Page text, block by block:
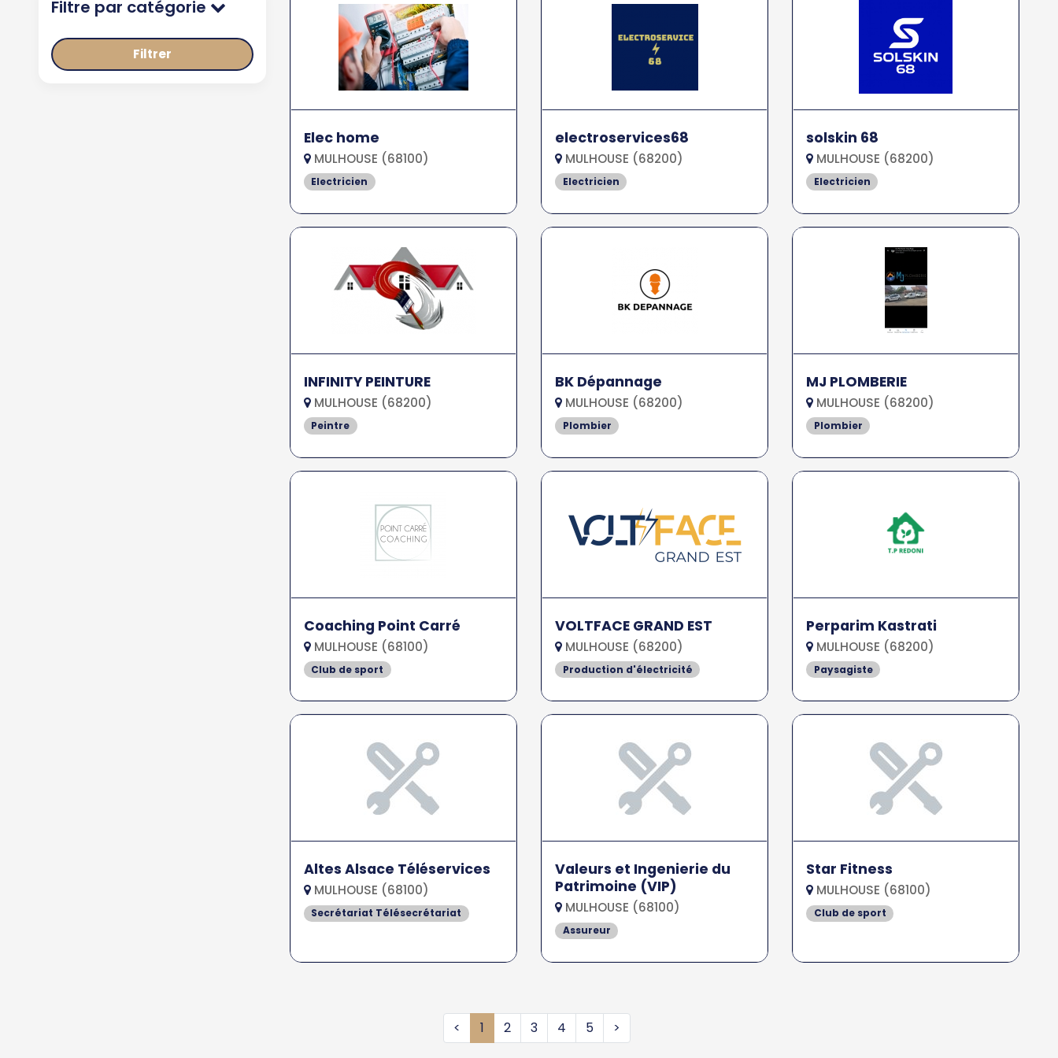
Filtre par catégorie
Filtrer
Elec home
MULHOUSE (68100)
Electricien
electroservices68
MULHOUSE (68200)
Electricien
solskin 68
MULHOUSE (68200)
Electricien
INFINITY PEINTURE
MULHOUSE (68200)
Peintre
BK Dépannage
MULHOUSE (68200)
Plombier
MJ PLOMBERIE
MULHOUSE (68200)
Plombier
Coaching Point Carré
MULHOUSE (68100)
Club de sport
VOLTFACE GRAND EST
MULHOUSE (68200)
Production d'électricité
Perparim Kastrati
MULHOUSE (68200)
Paysagiste
Altes Alsace Téléservices
MULHOUSE (68100)
Secrétariat Télésecrétariat
Valeurs et Ingenierie du
Patrimoine (VIP)
MULHOUSE (68100)
Assureur
Star Fitness
MULHOUSE (68100)
Club de sport
< 1 2 3 4 5 >